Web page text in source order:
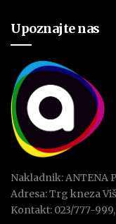
Upoznajte nas
Nakladnik: ANTENA
Adresa: Trg kneza
Kontakt: 023/777-999,